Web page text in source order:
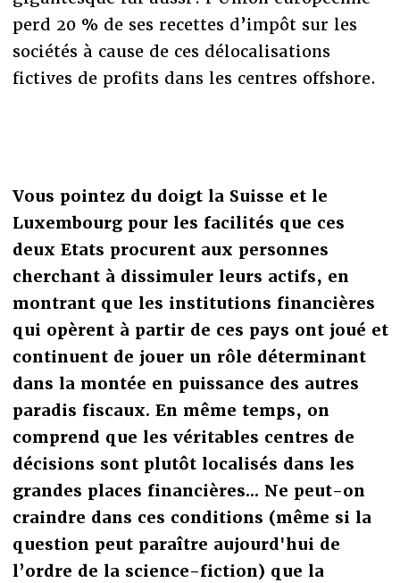
perd 20 % de ses recettes d’impôt sur les
sociétés à cause de ces délocalisations
fictives de profits dans les centres offshore.
Vous pointez du doigt la Suisse et le
Luxembourg pour les facilités que ces
deux Etats procurent aux personnes
cherchant à dissimuler leurs actifs, en
montrant que les institutions financières
qui opèrent à partir de ces pays ont joué et
continuent de jouer un rôle déterminant
dans la montée en puissance des autres
paradis fiscaux. En même temps, on
comprend que les véritables centres de
décisions sont plutôt localisés dans les
grandes places financières... Ne peut-on
craindre dans ces conditions (même si la
question peut paraître aujourd'hui de
l’ordre de la science-fiction) que la